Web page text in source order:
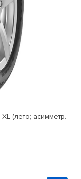
(лето; асимметр.